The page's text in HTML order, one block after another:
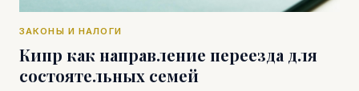
ЗАКОНЫ И НАЛОГИ
Кипр как направление переезда для
состоятельных семей